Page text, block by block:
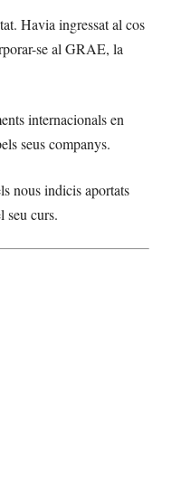
Havia ingressat al cos
se al GRAE, la
internacionals en
seus companys.
nous indicis aportats
seu curs.